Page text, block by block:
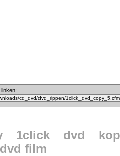
1click dvd
dvd film